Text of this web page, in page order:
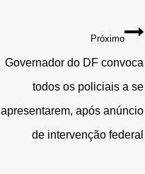
Próximo
Governador do DF convoca
todos os policiais a se
apresentarem, após anúncio
de intervenção federal